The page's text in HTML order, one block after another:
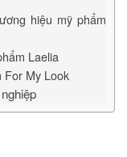
hiệu mỹ phẩm
Laelia
For My Look